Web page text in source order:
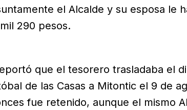
el Alcalde y su esposa le
290 pesos.
que el tesorero trasladaba el
de las Casas a Mitontic el 9 de
fue retenido, aunque el mismo